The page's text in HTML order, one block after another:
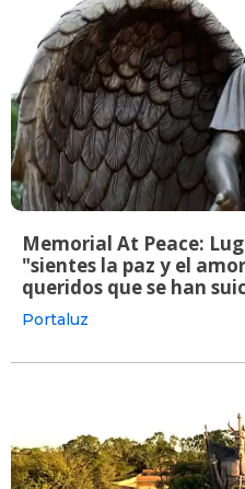
Memorial At Peace:
"sientes la paz y el
queridos que se han
Portaluz